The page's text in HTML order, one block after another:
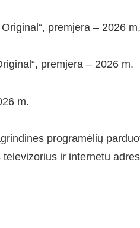
premjera – 2026 m.
premjera – 2026 m.
m.
programėlių
ir internetu